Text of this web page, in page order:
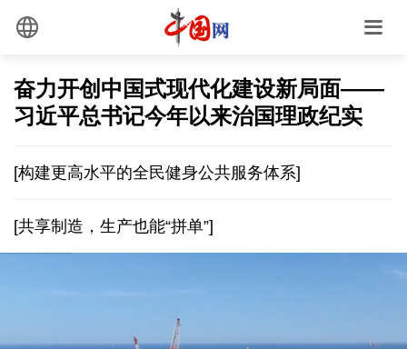
奋力开创中国式现代化建设新局面——
习近平总书记今年以来治国理政纪实
[构建更高水平的全民健身公共服务体系]
[共享制造，生产也能“拼单”]